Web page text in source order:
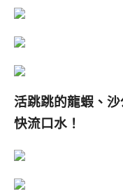
活跳跳的龍蝦、
快流口水！